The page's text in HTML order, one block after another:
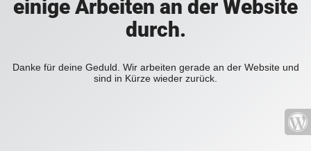
einige Arbeiten an der Website
durch.
Danke für deine Geduld. Wir arbeiten gerade an der Website und
sind in Kürze wieder zurück.